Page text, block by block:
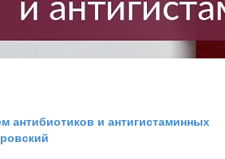
антибиотиков и антигистаминных